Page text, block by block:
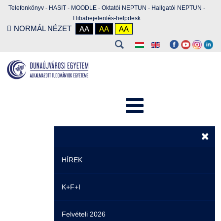
Telefonkönyv - HASIT - MOODLE - Oktatói NEPTUN - Hallgatói NEPTUN -
Hibabejelentés-helpdesk
NORMÁL NÉZET AA AA AA
HÍREK
Hírek
Események
K+F+I
Felvételi 2026